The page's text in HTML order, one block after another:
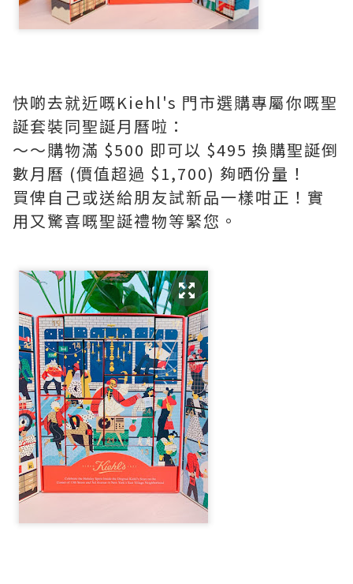
快啲去就近嘅Kiehl's 門市選購專屬你嘅聖
誕套裝同聖誕月曆啦：
～～購物滿 $500 即可以 $495 換購聖誕倒
數月曆 (價值超過 $1,700) 夠晒份量！
買俾自己或送給朋友試新品一樣咁正！實
用又驚喜嘅聖誕禮物等緊您。